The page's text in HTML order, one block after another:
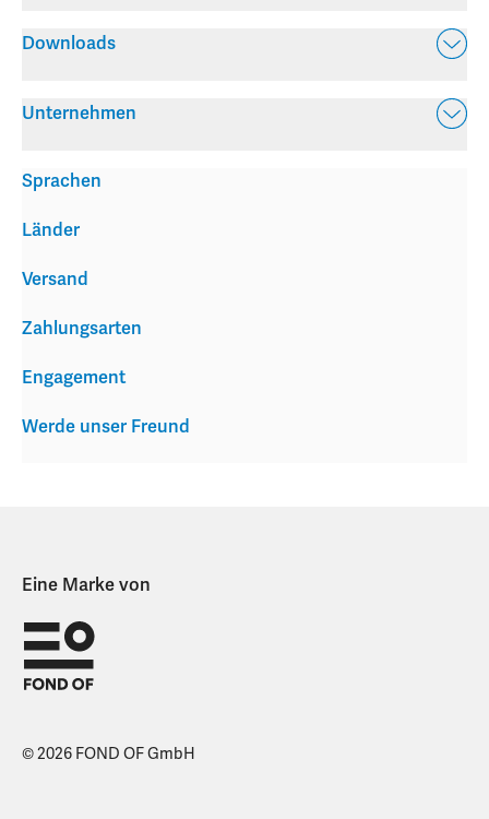
Downloads
Unternehmen
Versand
Zahlungsarten
Engagement
Werde unser Freund
Sprachen
Länder
Eine Marke von
© 2026 FOND OF GmbH